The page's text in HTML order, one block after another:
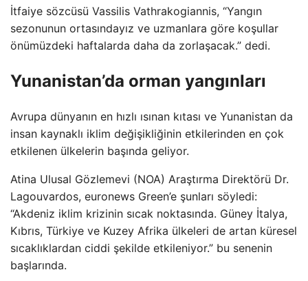
İtfaiye sözcüsü Vassilis Vathrakogiannis, “Yangın
sezonunun ortasındayız ve uzmanlara göre koşullar
önümüzdeki haftalarda daha da zorlaşacak.” dedi.
Yunanistan’da orman yangınları
Avrupa dünyanın en hızlı ısınan kıtası ve Yunanistan da
insan kaynaklı iklim değişikliğinin etkilerinden en çok
etkilenen ülkelerin başında geliyor.
Atina Ulusal Gözlemevi (NOA) Araştırma Direktörü Dr.
Lagouvardos, euronews Green’e şunları söyledi:
“Akdeniz iklim krizinin sıcak noktasında. Güney İtalya,
Kıbrıs, Türkiye ve Kuzey Afrika ülkeleri de artan küresel
sıcaklıklardan ciddi şekilde etkileniyor.” bu senenin
başlarında.